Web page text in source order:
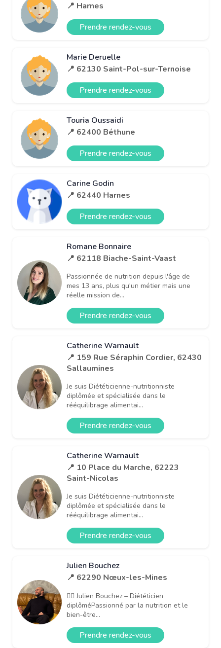
📍 Harnes
Prendre rendez-vous
Marie Deruelle
📍 62130 Saint-Pol-sur-Ternoise
Prendre rendez-vous
Touria Oussaidi
📍 62400 Béthune
Prendre rendez-vous
Carine Godin
📍 62440 Harnes
Prendre rendez-vous
Romane Bonnaire
📍 62118 Biache-Saint-Vaast
Passionnée de nutrition depuis l'âge de
mes 13 ans, plus qu'un métier mais une
réelle mission de...
Prendre rendez-vous
Catherine Warnault
📍 159 Rue Séraphin Cordier, 62430
Sallaumines
Je suis Diététicienne-nutritionniste
diplômée et spécialisée dans le
rééquilibrage alimentai...
Prendre rendez-vous
Catherine Warnault
📍 10 Place du Marche, 62223
Saint-Nicolas
Je suis Diététicienne-nutritionniste
diplômée et spécialisée dans le
rééquilibrage alimentai...
Prendre rendez-vous
Julien Bouchez
📍 62290 Nœux-les-Mines
👨‍⚕️ Julien Bouchez – Diététicien
diplôméPassionné par la nutrition et le
bien-être...
Prendre rendez-vous